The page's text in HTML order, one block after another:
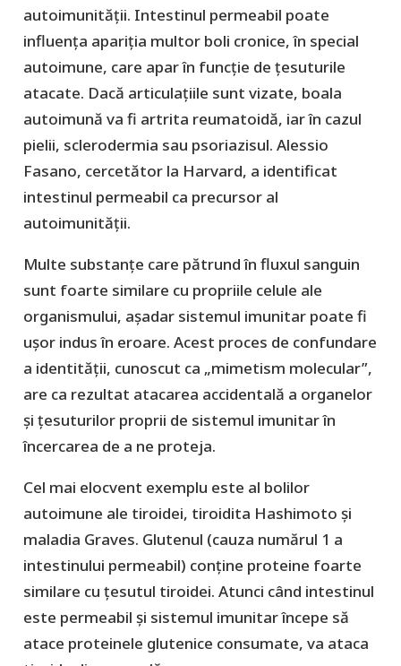
autoimunității. Intestinul permeabil poate
influența apariția multor boli cronice, în special
autoimune, care apar în funcție de țesuturile
atacate. Dacă articulațiile sunt vizate, boala
autoimună va fi artrita reumatoidă, iar în cazul
pielii, sclerodermia sau psoriazisul. Alessio
Fasano, cercetător la Harvard, a identificat
intestinul permeabil ca precursor al
autoimunității.
Multe substanțe care pătrund în fluxul sanguin
sunt foarte similare cu propriile celule ale
organismului, așadar sistemul imunitar poate fi
ușor indus în eroare. Acest proces de confundare
a identității, cunoscut ca „mimetism molecular”,
are ca rezultat atacarea accidentală a organelor
și țesuturilor proprii de sistemul imunitar în
încercarea de a ne proteja.
Cel mai elocvent exemplu este al bolilor
autoimune ale tiroidei, tiroidita Hashimoto și
maladia Graves. Glutenul (cauza numărul 1 a
intestinului permeabil) conține proteine foarte
similare cu țesutul tiroidei. Atunci când intestinul
este permeabil și sistemul imunitar începe să
atace proteinele glutenice consumate, va ataca